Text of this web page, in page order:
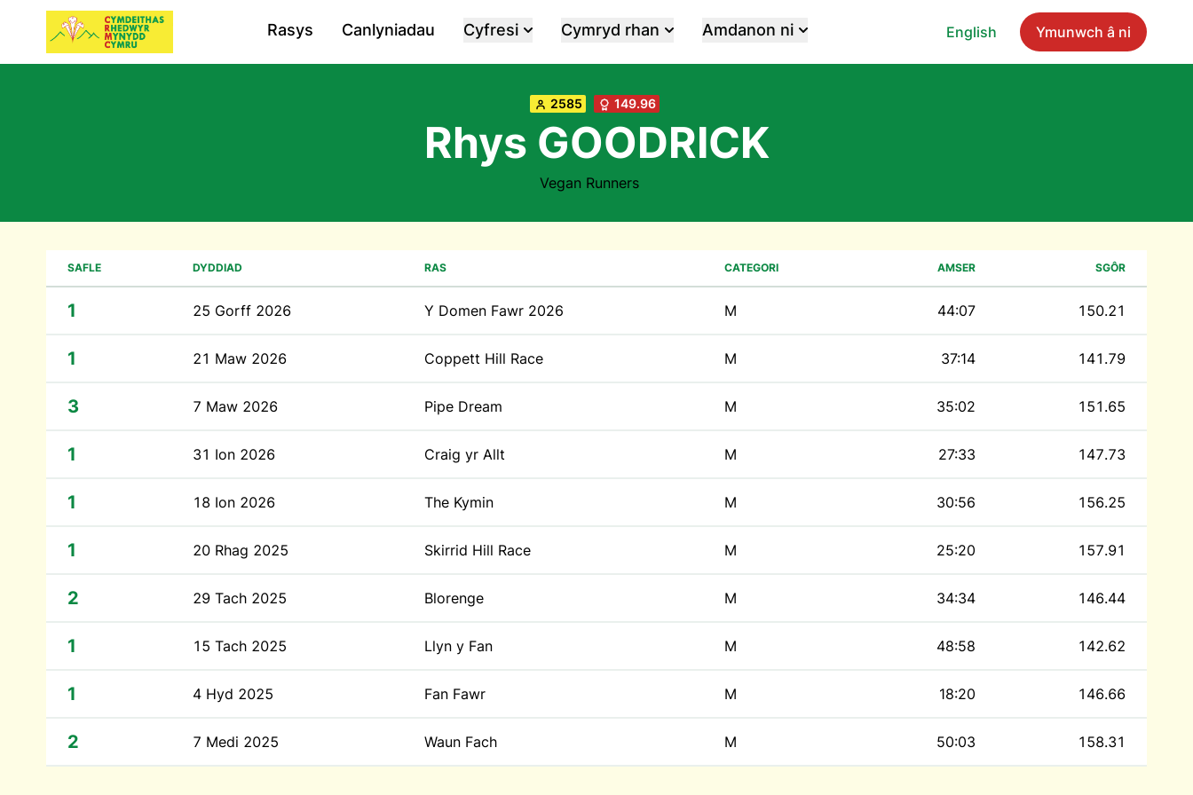
English Ymunwch â ni
Rasys Canlyniadau Cyfresi Cymryd rhan Amdanon ni
2585 149.96
Rhys GOODRICK
Vegan Runners
SAFLE DYDDIAD RAS CATEGORI AMSER SGÔR
1 25 Gorff 2026 Y Domen Fawr 2026 M 44:07 150.21
1 21 Maw 2026 Coppett Hill Race M 37:14 141.79
3 7 Maw 2026 Pipe Dream M 35:02 151.65
1 31 Ion 2026 Craig yr Allt M 27:33 147.73
1 18 Ion 2026 The Kymin M 30:56 156.25
1 20 Rhag 2025 Skirrid Hill Race M 25:20 157.91
2 29 Tach 2025 Blorenge M 34:34 146.44
1 15 Tach 2025 Llyn y Fan M 48:58 142.62
1 4 Hyd 2025 Fan Fawr M 18:20 146.66
2 7 Medi 2025 Waun Fach M 50:03 158.31